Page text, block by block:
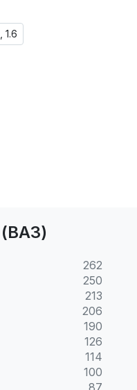
1.6
(ВАЗ)
262
250
213
206
190
126
114
100
87